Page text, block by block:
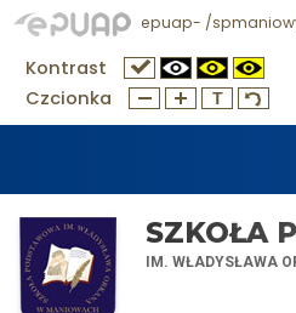
epuap- /
Kontrast
Czcionka
SZKOŁA
IM. WŁADYSŁAWA